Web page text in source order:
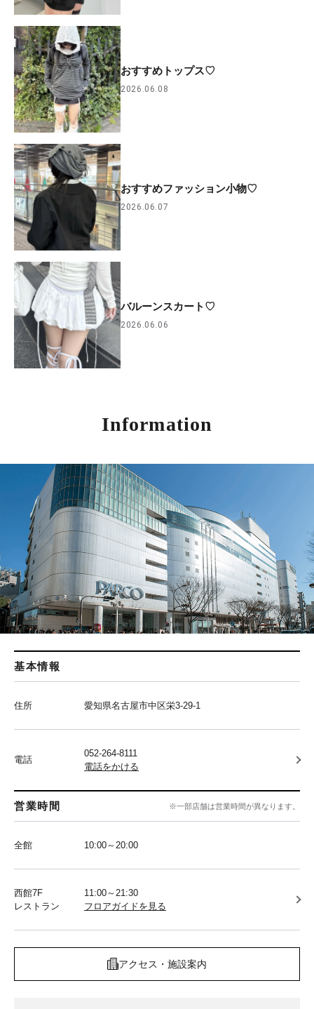
おすすめトップス♡
2026.06.08
おすすめファッション小物♡
2026.06.07
バルーンスカート♡
2026.06.06
Information
基本情報
住所 愛知県名古屋市中区栄3-29-1
電話
052-264-8111
電話をかける
営業時間 ※一部店舗は営業時間が異なります。
全館 10:00～20:00
西館7F
レストラン
11:00～21:30
フロアガイドを見る
アクセス・施設案内